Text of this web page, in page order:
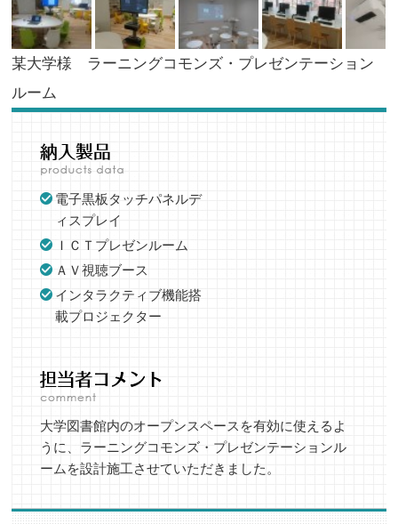
某大学様 ラーニングコモンズ・プレゼンテーション
ルーム
電子黒板タッチパネルデ
ィスプレイ
ＩＣＴプレゼンルーム
ＡＶ視聴ブース
インタラクティブ機能搭
載プロジェクター
大学図書館内のオープンスペースを有効に使えるよ
うに、ラーニングコモンズ・プレゼンテーションル
ームを設計施工させていただきました。